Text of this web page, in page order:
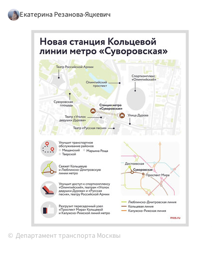
Екатерина Резанова-Яцкевич
Департамент транспорта Москвы